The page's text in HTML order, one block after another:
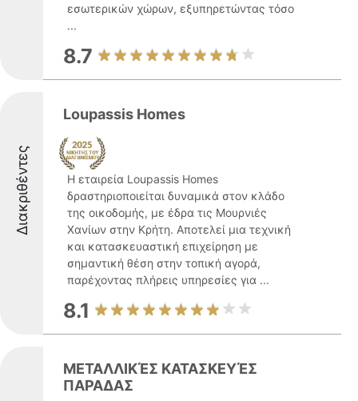
εσωτερικών χώρων, εξυπηρετώντας τόσο
...
8.7
Διακριθέντες
Loupassis Homes
Η εταιρεία Loupassis Homes
δραστηριοποιείται δυναμικά στον κλάδο
της οικοδομής, με έδρα τις Μουρνιές
Χανίων στην Κρήτη. Αποτελεί μια τεχνική
και κατασκευαστική επιχείρηση με
σημαντική θέση στην τοπική αγορά,
παρέχοντας πλήρεις υπηρεσίες για ...
8.1
ΜΕΤΑΛΛΙΚΈΣ ΚΑΤΑΣΚΕΥΈΣ
ΠΑΡΑΔΑΣ